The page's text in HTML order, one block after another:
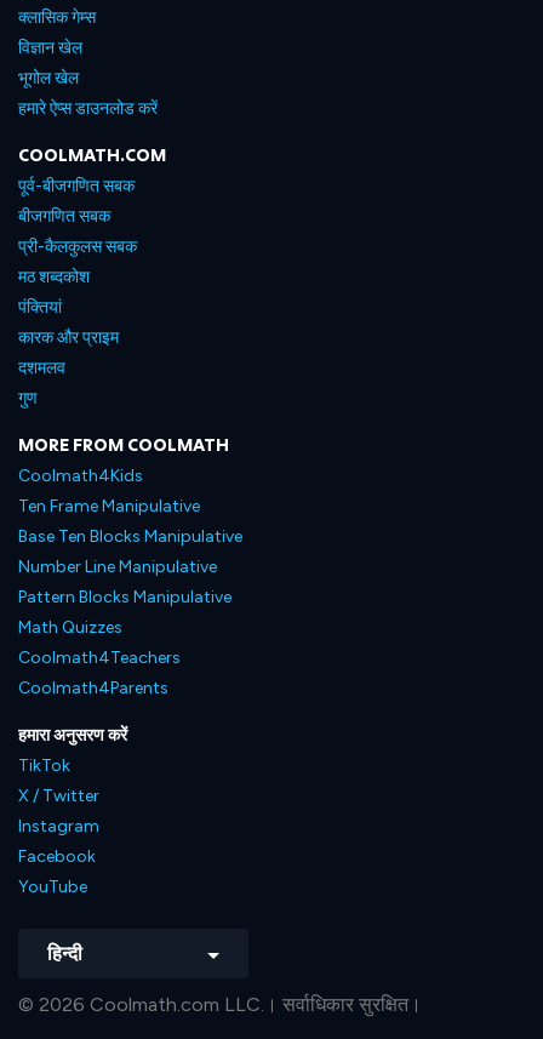
क्लासिक गेम्स
विज्ञान खेल
भूगोल खेल
हमारे ऐप्स डाउनलोड करें
COOLMATH.COM
पूर्व-बीजगणित सबक
बीजगणित सबक
प्री-कैलकुलस सबक
मठ शब्दकोश
पंक्तियां
कारक और प्राइम
दशमलव
गुण
MORE FROM COOLMATH
Coolmath4Kids
Ten Frame Manipulative
Base Ten Blocks Manipulative
Number Line Manipulative
Pattern Blocks Manipulative
Math Quizzes
Coolmath4Teachers
Coolmath4Parents
हमारा अनुसरण करें
TikTok
X / Twitter
Instagram
Facebook
YouTube
हिन्दी
© 2026 Coolmath.com LLC.। सर्वाधिकार सुरक्षित।